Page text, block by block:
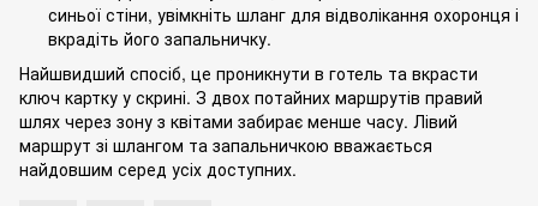
синьої стіни, увімкніть шланг для відволікання охоронця і
вкрадіть його запальничку.
Найшвидший спосіб, це проникнути в готель та вкрасти
ключ картку у скрині. З двох потайних маршрутів правий
шлях через зону з квітами забирає менше часу. Лівий
маршрут зі шлангом та запальничкою вважається
найдовшим серед усіх доступних.